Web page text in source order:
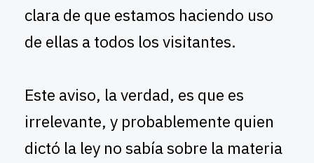
clara de que estamos haciendo uso
de ellas a todos los visitantes.
Este aviso, la verdad, es que es
irrelevante, y probablemente quien
dictó la ley no sabía sobre la materia